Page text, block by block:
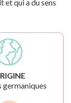
et qui a du sens
germaniques